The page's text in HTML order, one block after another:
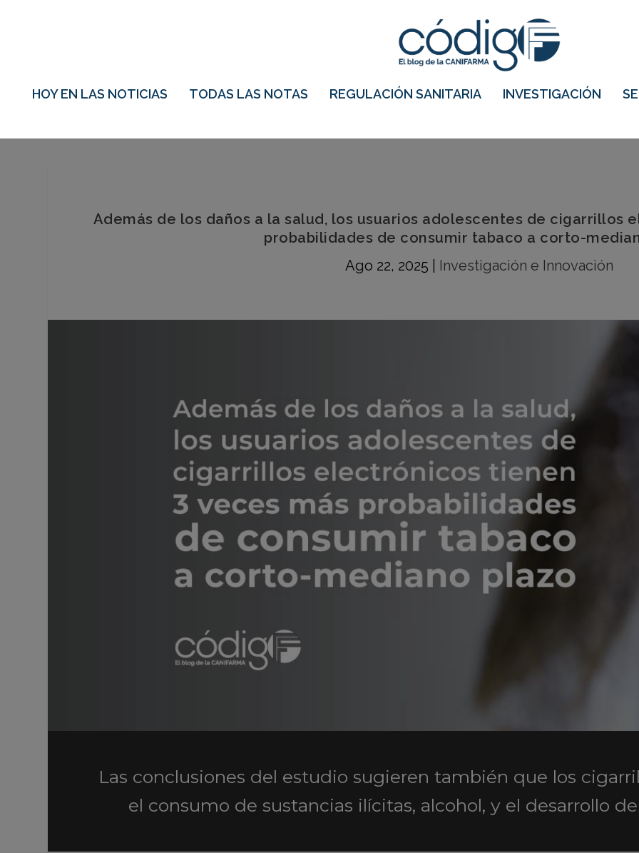
HOY EN LAS NOTICIAS TODAS LAS NOTAS REGULACIÓN SANITARIA INVESTIGACIÓN
Además de los daños a la salud, los usuarios adolescentes de cigarrillos
probabilidades de consumir tabaco a corto-
Ago 22, 2025
Investigación e Innovación
Las conclusiones del estudio sugieren también que los
el consumo de sustancias ilícitas, alcohol, y el desarrollo